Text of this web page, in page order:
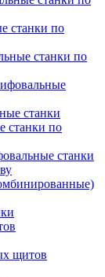
станки по
станки по
станки
станки по
станки
щитов